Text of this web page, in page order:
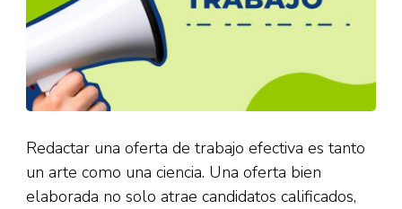
Redactar una oferta de trabajo efectiva es tanto
un arte como una ciencia. Una oferta bien
elaborada no solo atrae candidatos calificados,